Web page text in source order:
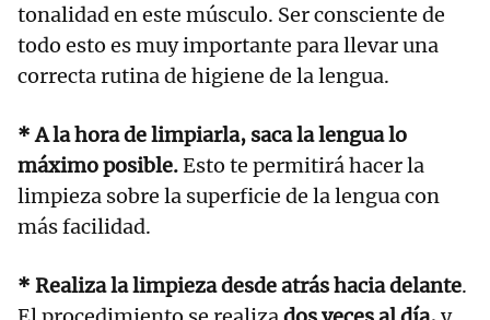
tonalidad en este músculo. Ser consciente de
todo esto es muy importante para llevar una
correcta rutina de higiene de la lengua.
* A la hora de limpiarla, saca la lengua lo
máximo posible.Esto te permitirá hacer la
limpieza sobre la superficie de la lengua con
más facilidad.
* Realiza la limpieza desde atrás hacia delante.